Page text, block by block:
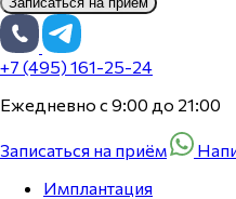
+7 (495) 161-25-24
Ежедневно с 9:00 до 21:00
Записаться на приём
Имплантация